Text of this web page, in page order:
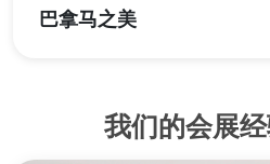
巴拿马之美
我们的会展